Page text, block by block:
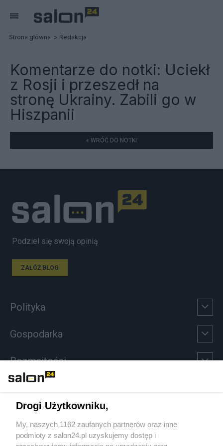
Strona główna Redakcja
Komentarze do notki: Uciekł
z Rosji i przeszedł na
stronę Ukrainy. Zabili go w
Hiszpanii
« WRÓĆ DO NOTKI
Podziel się swoją opinią
ZAŁÓŻ BLOG
Polityka
Gospodarka
Rozmaitości
Sport
Społeczeństwo
Drogi Użytkowniku,
My, naszych 1162 zaufanych partnerów oraz inne
podmioty z salon24.pl uzyskujemy dostęp i